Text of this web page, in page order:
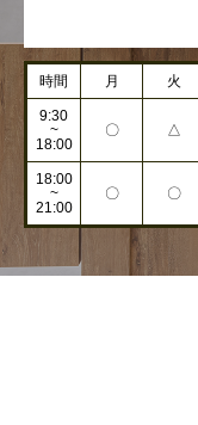
時間 月 火
9:30
~
18:00
〇 △
18:00
~
21:00
〇 〇